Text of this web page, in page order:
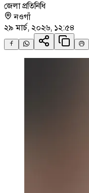
জেলা প্রতিনিধি
নওগাঁ
২৯ মার্চ, ২০২৬, ১২:৫৪